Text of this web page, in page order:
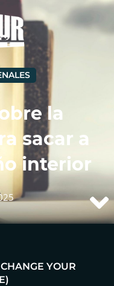
la
sacar a
interior
YOUR